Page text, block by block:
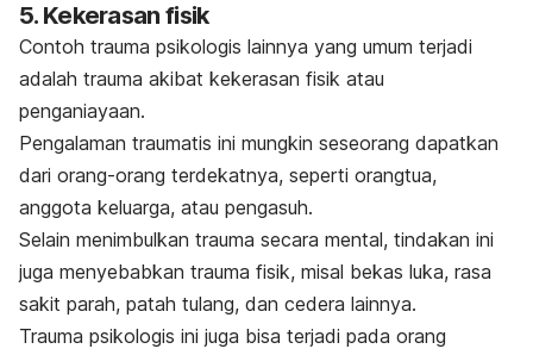
5. Kekerasan fisik
Contoh trauma psikologis lainnya yang umum terjadi
adalah trauma akibat kekerasan fisik atau
penganiayaan.
Pengalaman traumatis ini mungkin seseorang dapatkan
dari orang-orang terdekatnya, seperti orangtua,
anggota keluarga, atau pengasuh.
Selain menimbulkan trauma secara mental, tindakan ini
juga menyebabkan trauma fisik, misal bekas luka, rasa
sakit parah, patah tulang, dan cedera lainnya.
Trauma psikologis ini juga bisa terjadi pada orang